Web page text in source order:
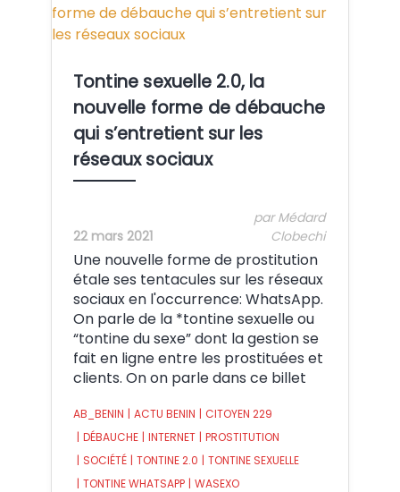
Crédit: BONBARO ZINZIN BZ
Tontine sexuelle 2.0, la
nouvelle forme de débauche
qui s’entretient sur les
réseaux sociaux
22 mars 2021
par Médard
Clobechi
Une nouvelle forme de prostitution
étale ses tentacules sur les réseaux
sociaux en l'occurrence: WhatsApp.
On parle de la *tontine sexuelle ou
“tontine du sexe” dont la gestion se
fait en ligne entre les prostituées et
clients. On on parle dans ce billet
AB_BENIN | ACTU BENIN | CITOYEN 229
| DÉBAUCHE | INTERNET | PROSTITUTION
| SOCIÉTÉ | TONTINE 2.0 | TONTINE SEXUELLE
| TONTINE WHATSAPP | WASEXO